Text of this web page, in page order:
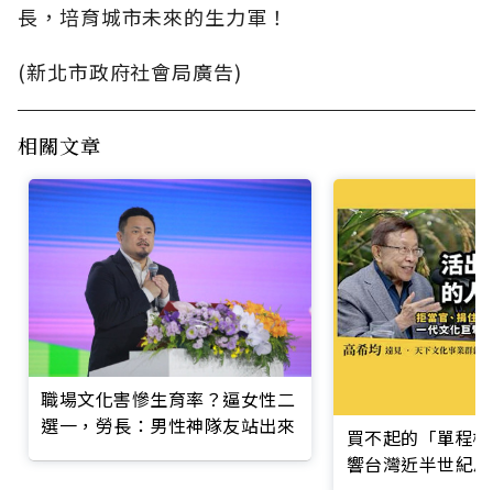
長，培育城市未來的生力軍！
(新北市政府社會局廣告)
相關文章
職場文化害慘生育率？逼女性二
選一，勞長：男性神隊友站出來
買不起的「單程
響台灣近半世紀